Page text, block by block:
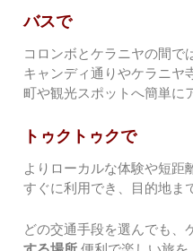
バスで
コロンボとケラニヤの間で
キャンディ通りやケラニヤ
町や観光スポットへ簡単に
トゥクトゥクで
よりローカルな体験や短距
すぐに利用でき、目的地ま
どの交通手段を選んでも、